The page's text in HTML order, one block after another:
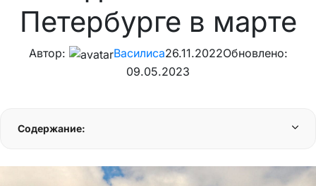
Петербурге в марте
Автор: Василиса26.11.2022Обновлено:
09.05.2023
Содержание: